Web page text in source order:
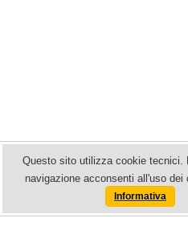
Questo sito utilizza cookie tecnici.
navigazione acconsenti all'uso dei
Informativa